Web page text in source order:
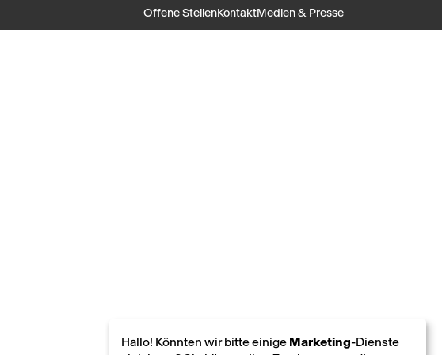
Offene StellenKontaktMedien & Presse
Hallo! Könnten wir bitte einige Marketing-Dienste